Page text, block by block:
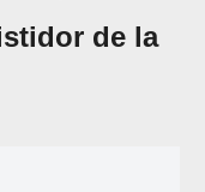
de la